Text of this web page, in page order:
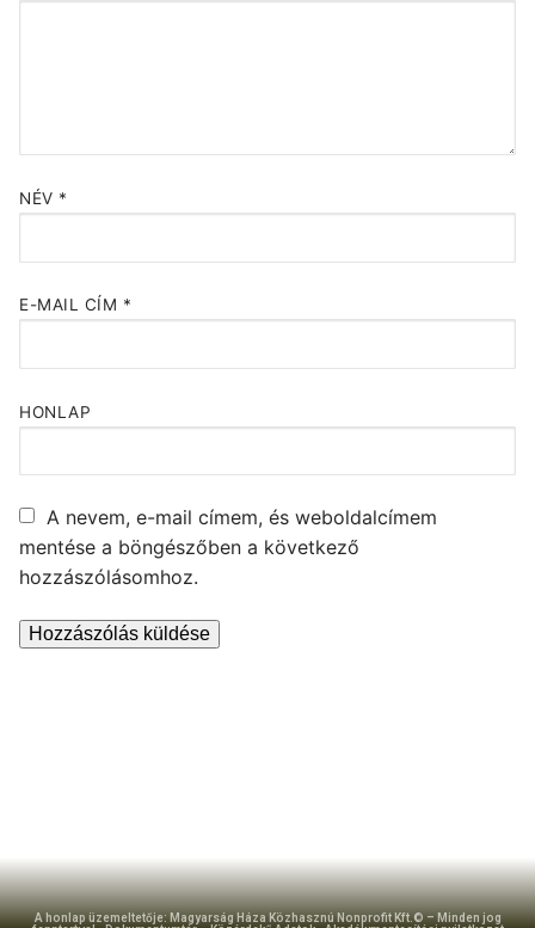
NÉV *
E-MAIL CÍM *
HONLAP
A nevem, e-mail címem, és weboldalcímem
mentése a böngészőben a következő
hozzászólásomhoz.
A honlap üzemeltetője: Magyarság Háza Közhasznú Nonprofit Kft.© – Minden jog